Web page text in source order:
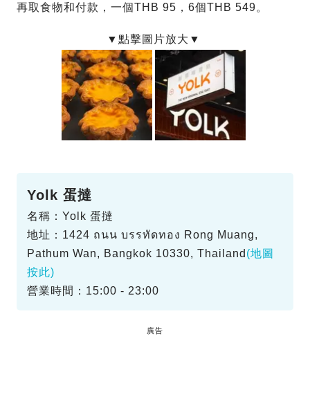
再取食物和付款，一個THB 95，6個THB 549。
Yolk 蛋撻
名稱：Yolk 蛋撻
地址：1424 ถนน บรรทัดทอง Rong Muang,
Pathum Wan, Bangkok 10330, Thailand (地圖
按此)
營業時間：15:00 - 23:00
廣告